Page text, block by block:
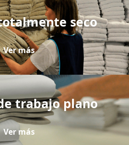
seco
Ver más
trabajo plano
Ver más